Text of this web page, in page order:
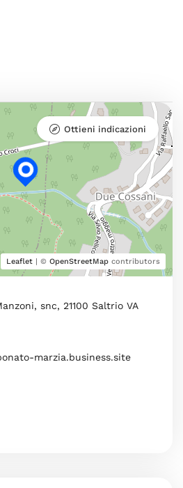
Leaflet | © OpenStreetMap contributors
Ottieni indicazioni
snc, 21100 Saltrio VA
marzia.business.site